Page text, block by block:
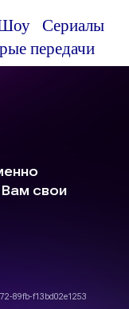
Сериалы
передачи